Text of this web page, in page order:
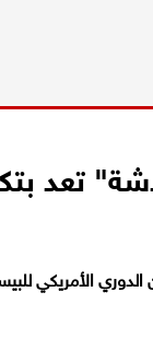
تعد
الأمريكي